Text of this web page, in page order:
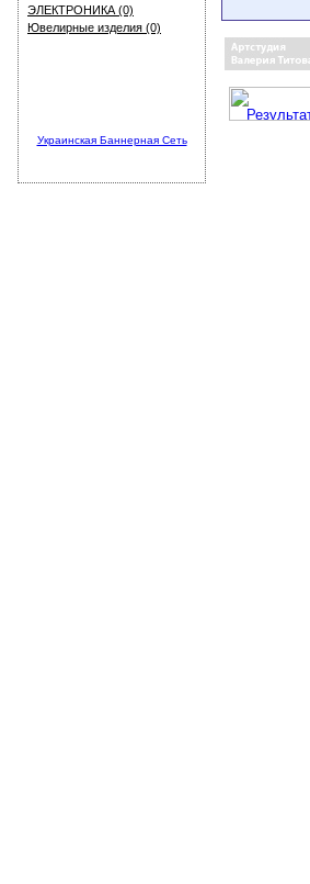
ЭЛЕКТРОНИКА (0)
Ювелирные изделия (0)
Украинская Баннерная Сеть